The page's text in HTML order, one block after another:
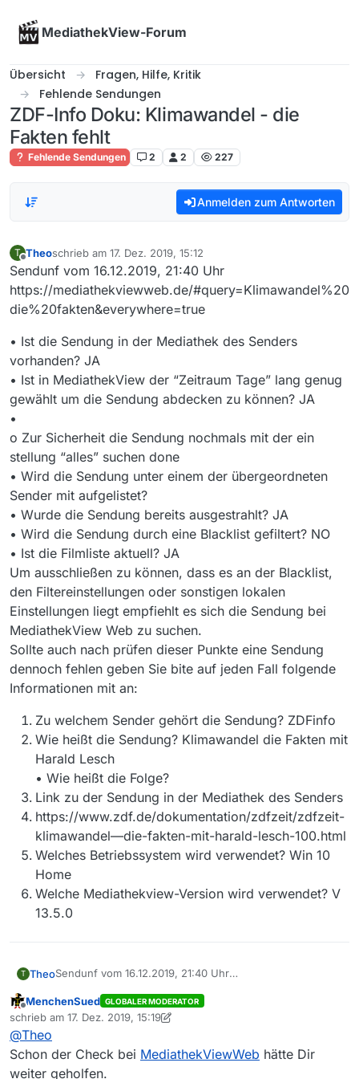
MediathekView-Forum
Übersicht
Fragen, Hilfe, Kritik
Fehlende Sendungen
ZDF-Info Doku: Klimawandel - die
Fakten fehlt
Fehlende Sendungen 2 2 227
Anmelden zum Antworten
T
Offline
Theoschrieb am 17. Dez. 2019, 15:12
zuletzt editiert von
Sendunf vom 16.12.2019, 21:40 Uhr
https://mediathekviewweb.de/#query=Klimawandel%20
die%20fakten&everywhere=true
• Ist die Sendung in der Mediathek des Senders
vorhanden? JA
• Ist in MediathekView der “Zeitraum Tage” lang genug
gewählt um die Sendung abdecken zu können? JA
•
o Zur Sicherheit die Sendung nochmals mit der ein
stellung “alles” suchen done
• Wird die Sendung unter einem der übergeordneten
Sender mit aufgelistet?
• Wurde die Sendung bereits ausgestrahlt? JA
• Wird die Sendung durch eine Blacklist gefiltert? NO
• Ist die Filmliste aktuell? JA
Um ausschließen zu können, dass es an der Blacklist,
den Filtereinstellungen oder sonstigen lokalen
Einstellungen liegt empfiehlt es sich die Sendung bei
MediathekView Web zu suchen.
Sollte auch nach prüfen dieser Punkte eine Sendung
dennoch fehlen geben Sie bite auf jeden Fall folgende
Informationen mit an:
Zu welchem Sender gehört die Sendung? ZDFinfo
Wie heißt die Sendung? Klimawandel die Fakten mit
Harald Lesch
• Wie heißt die Folge?
Link zu der Sendung in der Mediathek des Senders
https://www.zdf.de/dokumentation/zdfzeit/zdfzeit-
klimawandel—die-fakten-mit-harald-lesch-100.html
Welches Betriebssystem wird verwendet? Win 10
Home
Welche Mediathekview-Version wird verwendet? V
13.5.0
T TheoSendunf vom 16.12.2019, 21:40 Uhr
ie%20fakten&everywhere=true
• Ist die Sendung in der Mediathek des Senders
vorhanden? JA
gewählt um die Sendung abdecken zu können? JA
Wie heißt die Sendung? Klimawandel die Fakten mit
Harald Lesch
Offline
MenchenSued GLOBALER MODERATOR
schrieb am 17. Dez. 2019, 15:19
zuletzt editiert von MenchenSued
@Theo
Schon der Check bei MediathekViewWeb hätte Dir
weiter geholfen.